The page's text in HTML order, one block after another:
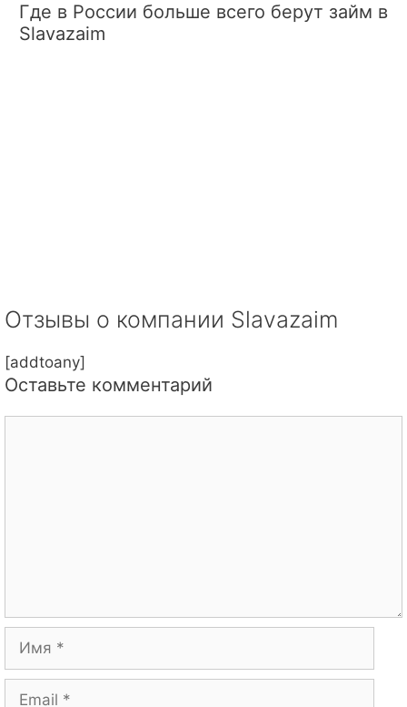
Где в России больше всего берут займ в
Slavazaim
Отзывы о компании Slavazaim
[addtoany]
Оставьте комментарий